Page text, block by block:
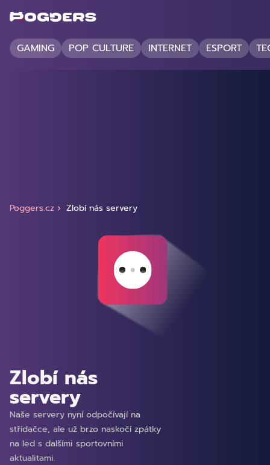
GAMING POP CULTURE INTERNET ESPORT
Poggers.cz Zlobí nás servery
Zlobí nás
servery
Naše servery nyní odpočívají na
střídačce, ale už brzo naskočí zpátky
na led s dalšími sportovními
aktualitami.